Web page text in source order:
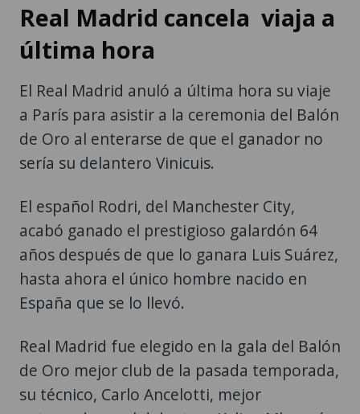
Real Madrid cancela viaja a
última hora
El Real Madrid anuló a última hora su viaje
a París para asistir a la ceremonia del Balón
de Oro al enterarse de que el ganador no
sería su delantero Vinicuis.
El español Rodri, del Manchester City,
acabó ganado el prestigioso galardón 64
años después de que lo ganara Luis Suárez,
hasta ahora el único hombre nacido en
España que se lo llevó.
Real Madrid fue elegido en la gala del Balón
de Oro mejor club de la pasada temporada,
su técnico, Carlo Ancelotti, mejor